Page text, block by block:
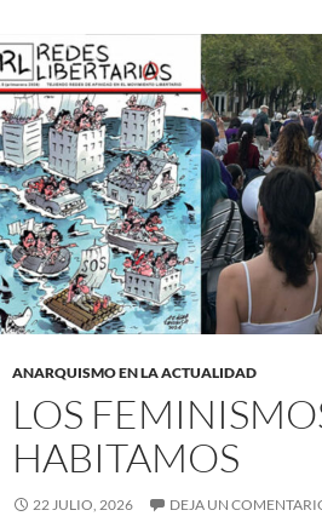
ANARQUISMO EN LA ACTUALIDAD
LOS
HABITAMOS
22 JULIO, 2026 DEJA UN